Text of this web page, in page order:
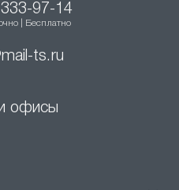
97-14
| Бесплатно
ts.ru
офисы